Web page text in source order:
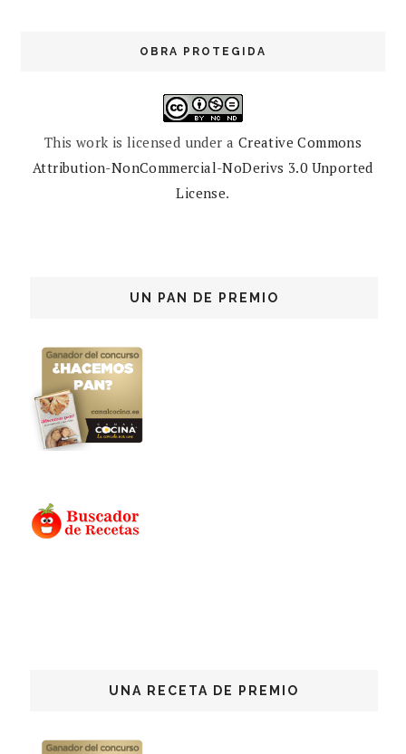
OBRA PROTEGIDA
This work is licensed under a Creative Commons
Attribution-NonCommercial-NoDerivs 3.0 Unported
License.
UN PAN DE PREMIO
UNA RECETA DE PREMIO